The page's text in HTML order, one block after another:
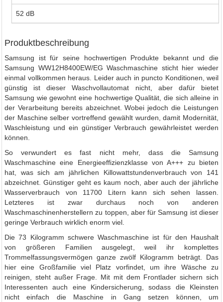
52 dB
Produktbeschreibung
Samsung ist für seine hochwertigen Produkte bekannt und die
Samsung WW12H8400EW/EG Waschmaschine sticht hier wieder
einmal vollkommen heraus. Leider auch in puncto Konditionen, weil
günstig ist dieser Waschvollautomat nicht, aber dafür bietet
Samsung wie gewohnt eine hochwertige Qualität, die sich alleine in
der Verarbeitung bereits abzeichnet. Wobei jedoch die Leistungen
der Maschine selber vortreffend gewählt wurden, damit Modernität,
Waschleistung und ein günstiger Verbrauch gewährleistet werden
können.
So verwundert es fast nicht mehr, dass die Samsung
Waschmaschine eine Energieeffizienzklasse von A+++ zu bieten
hat, was sich am jährlichen Killowattstundenverbrauch von 141
abzeichnet. Günstiger geht es kaum noch, aber auch der jährliche
Wasserverbrauch von 11700 Litern kann sich sehen lassen.
Letzteres ist zwar durchaus noch von anderen
Waschmaschinenherstellern zu toppen, aber für Samsung ist dieser
geringe Verbrauch wirklich enorm viel.
Die 73 Kilogramm schwere Waschmaschine ist für den Haushalt
von größeren Familien ausgelegt, weil ihr komplettes
Trommelfassungsvermögen ganze zwölf Kilogramm beträgt. Das
hier eine Großfamilie viel Platz vorfindet, um ihre Wäsche zu
reinigen, steht außer Frage. Mit mit dem Frontlader sichern sich
Interessenten auch eine Kindersicherung, sodass die Kleinsten
nicht einfach die Maschine in Gang setzen können, um